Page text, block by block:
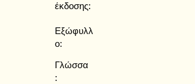
έκδοσης:
Εξώφυλλ
ο:
Γλώσσα
: